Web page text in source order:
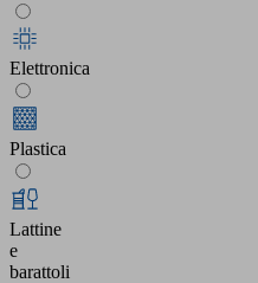
Elettronica
Plastica
Lattine
e
barattoli